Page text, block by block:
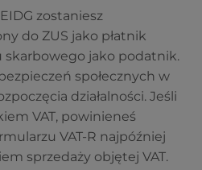
zostaniesz
do ZUS jako płatnik
skarbowego jako podatnik.
społecznych w
działalności. Jeśli
VAT, powinieneś
VAT-R najpóźniej
sprzedaży objętej VAT.